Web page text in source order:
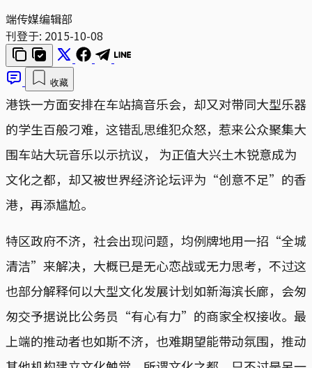
端传媒编辑部
刊登于: 2015-10-08
收藏
港铁一方面安排在车站搞音乐会，却又对带同大型乐器
的学生百般刁难，这错乱思维犯众怒，惹来公众聚集大
围车站大玩音乐以示抗议， 为正值大兴土木锐意成为
文化之都，却又被世界经济论坛评为“创意不足”的香
港，再添尴尬。
特区政府不济，社会出现问题，均例牌地用一招“全城
清洁”来解决，大概已是无心恋战或无力思考，不过这
也部分解释何以大型文化发展计划如新海滨长廊，会匆
匆交予据说比公务员“有心有力”的商家全权接收。最
上端的推动者也如斯不济，也难期望能带动氛围，推动